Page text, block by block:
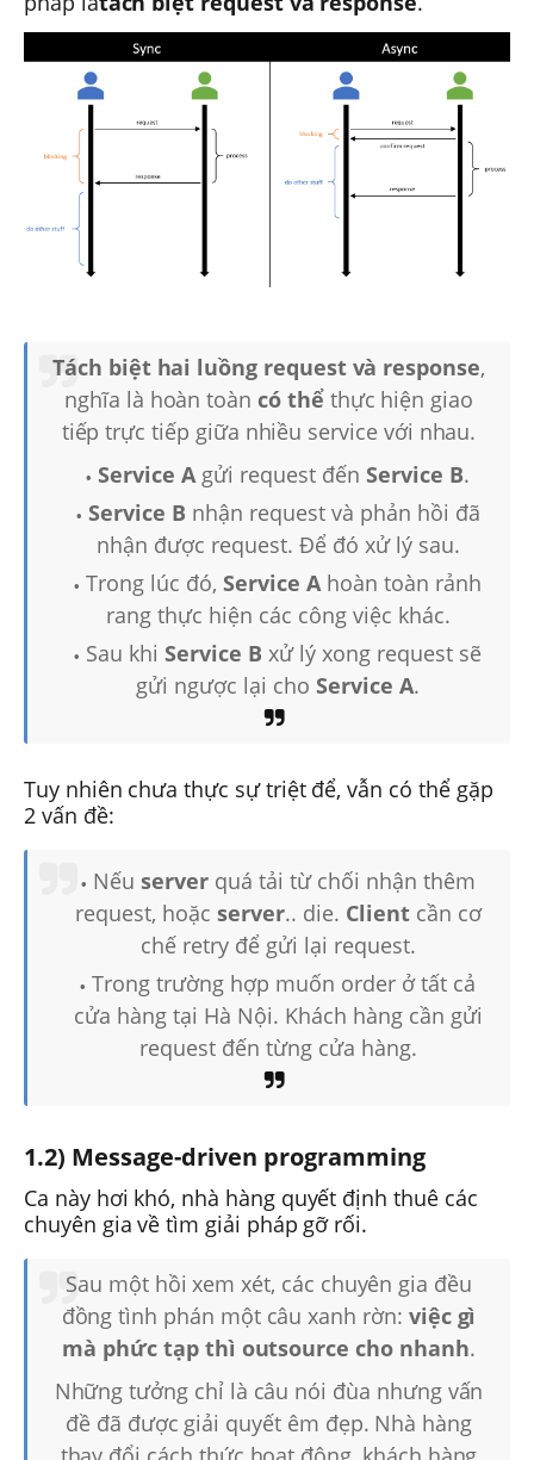
Tách biệt hai luồng request và response,
nghĩa là hoàn toàn có thểthực hiện giao
tiếp trực tiếp giữa nhiều service với nhau.
Service A gửi request đến Service B.
Service B nhận request và phản hồi đã
nhận được request. Để đó xử lý sau.
Trong lúc đó, Service A hoàn toàn rảnh
rang thực hiện các công việc khác.
Sau khi Service B xử lý xong request sẽ
gửi ngược lại cho Service A.
Tuy nhiên chưa thực sự triệt để, vẫn có thể gặp
2 vấn đề:
Nếu serverquá tải từ chối nhận thêm
request, hoặc server.. die. Clientcần cơ
chế retry để gửi lại request.
Trong trường hợp muốn order ở tất cả
cửa hàng tại Hà Nội. Khách hàng cần gửi
request đến từng cửa hàng.
1.2) Message-driven programming
Ca này hơi khó, nhà hàng quyết định thuê các
chuyên gia về tìm giải pháp gỡ rối.
Sau một hồi xem xét, các chuyên gia đều
đồng tình phán một câu xanh rờn: việc gì
mà phức tạp thì outsource cho nhanh.
Những tưởng chỉ là câu nói đùa nhưng vấn
đề đã được giải quyết êm đẹp. Nhà hàng